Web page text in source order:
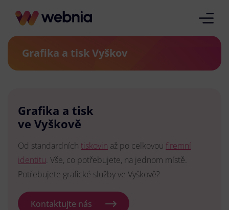
Grafika a tisk Vyškov
Grafika a tisk
ve Vyškově
Od standardních tiskovin až po celkovou firemní
identitu. Vše, co potřebujete, na jednom místě.
Potřebujete grafické služby ve Vyškově?
Kontaktujte nás